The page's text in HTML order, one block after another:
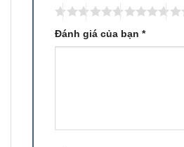
Đánh giá của bạn *